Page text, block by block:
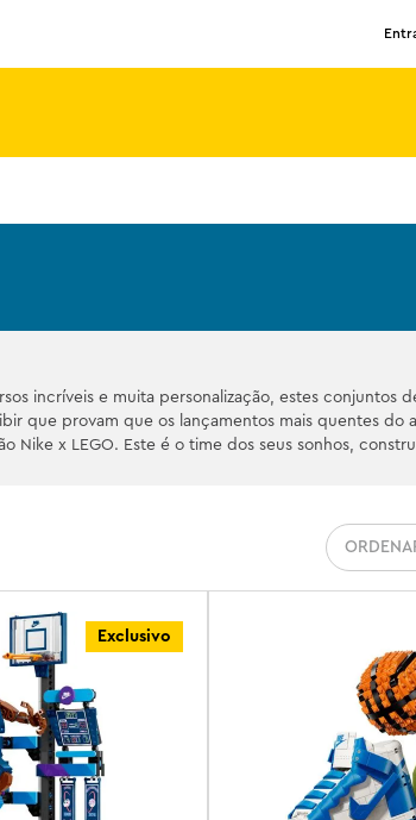
incríveis e muita personalização, estes conjuntos
que provam que os lançamentos mais quentes do
x LEGO. Este é o time dos seus sonhos,
Exclusivo
TERMOS MAIS BUSCADOS